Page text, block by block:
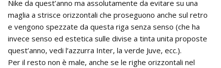
Nike da quest’anno ma assolutamente da evitare su una
maglia a strisce orizzontali che proseguono anche sul retro
e vengono spezzate da questa riga senza senso (che ha
invece senso ed estetica sulle divise a tinta unita proposte
quest’anno, vedi l’azzurra Inter, la verde Juve, ecc.).
Per il resto non è male, anche se le righe orizzontali nel